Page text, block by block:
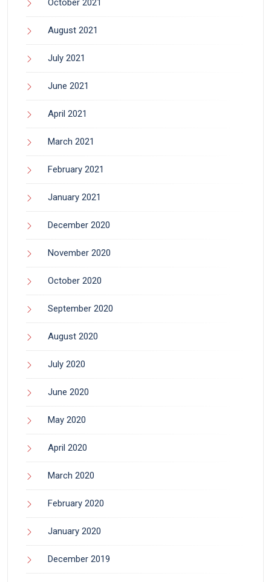
October 2021
August 2021
July 2021
June 2021
April 2021
March 2021
February 2021
January 2021
December 2020
November 2020
October 2020
September 2020
August 2020
July 2020
June 2020
May 2020
April 2020
March 2020
February 2020
January 2020
December 2019